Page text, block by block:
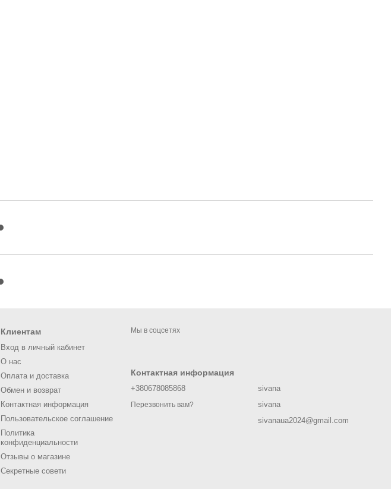
Клиентам
Вход в личный кабинет
О нас
Оплата и доставка
Обмен и возврат
Контактная информация
Пользовательское соглашение
Политика
конфиденциальности
Отзывы о магазине
Секретные совети
Мы в соцсетях
Контактная информация
+380678085868
Перезвонить вам?
sivana
sivana
sivanaua2024@gmail.com